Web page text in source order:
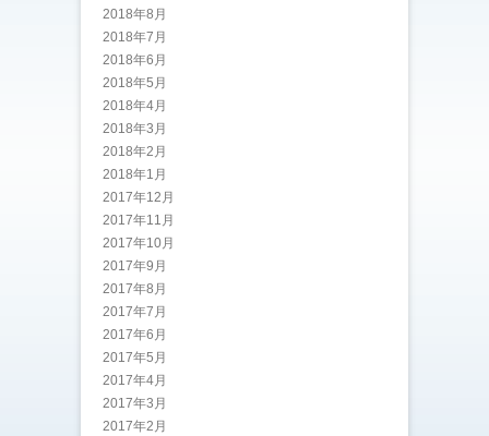
2018年8月
2018年7月
2018年6月
2018年5月
2018年4月
2018年3月
2018年2月
2018年1月
2017年12月
2017年11月
2017年10月
2017年9月
2017年8月
2017年7月
2017年6月
2017年5月
2017年4月
2017年3月
2017年2月